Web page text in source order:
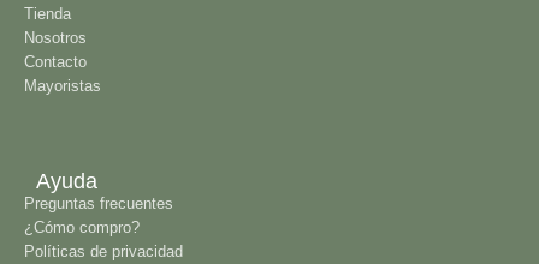
Tienda
Nosotros
Contacto
Mayoristas
Ayuda
Preguntas frecuentes
¿Cómo compro?
Políticas de privacidad